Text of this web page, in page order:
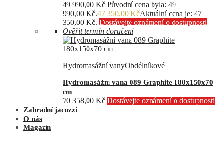
49 990,00Kč Původní cena byla: 49
990,00 Kč.47 350,00 KčAktuální cena je: 47
350,00 Kč. Dostávejte oznámení o dostupnosti
Ověřit termín doručení
Hydromasážní vanyObdélníkové
Hydromasážní vana 089 Graphite 180x150x70
cm
70 358,00 Kč Dostávejte oznámení o dostupnosti
Zahradní jacuzzi
O nás
Magazín